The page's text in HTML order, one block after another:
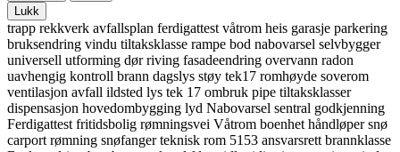
Lukk
trapp rekkverk avfallsplan ferdigattest våtrom heis garasje parkering
bruksendring vindu tiltaksklasse rampe bod nabovarsel selvbygger
universell utforming dørriving fasadeendring overvann radon
uavhengig kontroll brann dagslys støy tek17 romhøyde soverom
ventilasjon avfall ildsted lys tek 17 ombruk pipe tiltaksklasser
dispensasjon hovedombygging lyd Nabovarsel sentral godkjenning
Ferdigattest fritidsbolig rømningsvei Våtrom boenhet håndløpersnø
carport rømning snøfangerteknisk rom 5153 ansvarsrett brannklasse